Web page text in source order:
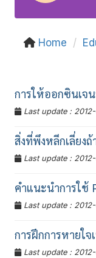
Home
การให้ออกซินเจ
Last update :
สิ่งที่พึงหลีกเลี่ยง
Last update :
คำแนะนำการใช้
Last update :
การฝึกการหายใ
Last update :